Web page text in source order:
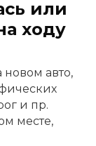
или
ходу
авто,
и пр.
месте,